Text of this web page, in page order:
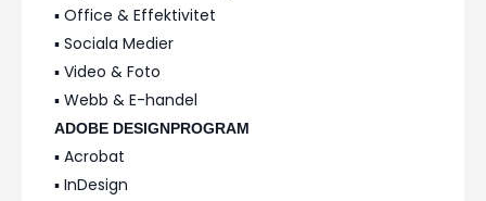
▪️ Office & Effektivitet
▪️ Sociala Medier
▪️ Video & Foto
▪️ Webb & E-handel
ADOBE DESIGNPROGRAM
▪️ Acrobat
▪️ InDesign